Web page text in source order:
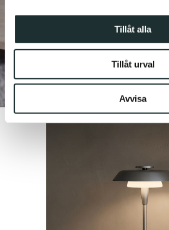
annons- och analysföretag som vi
information som du har tillhandahållit
samlat in när du har använt deras
Tillåt alla
Tillåt urval
Avvisa